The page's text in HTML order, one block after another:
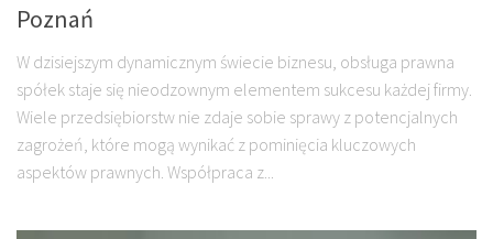
Poznań
W dzisiejszym dynamicznym świecie biznesu, obsługa prawna
spółek staje się nieodzownym elementem sukcesu każdej firmy.
Wiele przedsiębiorstw nie zdaje sobie sprawy z potencjalnych
zagrożeń, które mogą wynikać z pominięcia kluczowych
aspektów prawnych. Współpraca z...